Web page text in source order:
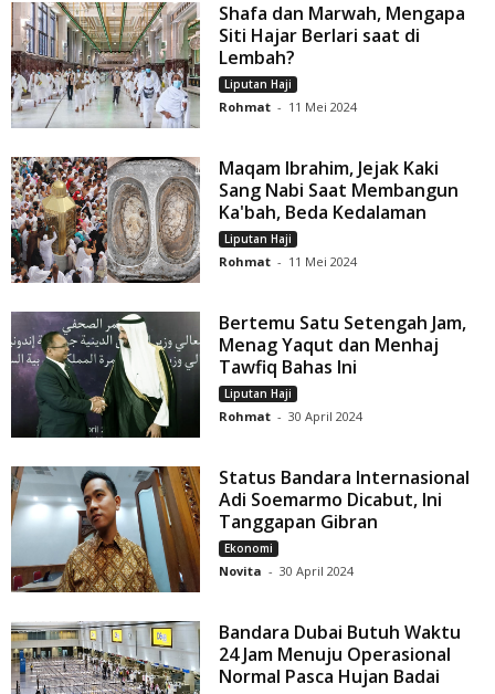
Shafa dan Marwah, Mengapa
Siti Hajar Berlari saat di
Lembah?
Liputan Haji
Rohmat - 11 Mei 2024
Maqam Ibrahim, Jejak Kaki
Sang Nabi Saat Membangun
Ka'bah, Beda Kedalaman
Liputan Haji
Rohmat - 11 Mei 2024
Bertemu Satu Setengah Jam,
Menag Yaqut dan Menhaj
Tawfiq Bahas Ini
Liputan Haji
Rohmat - 30 April 2024
Status Bandara Internasional
Adi Soemarmo Dicabut, Ini
Tanggapan Gibran
Ekonomi
Novita - 30 April 2024
Bandara Dubai Butuh Waktu
24 Jam Menuju Operasional
Normal Pasca Hujan Badai